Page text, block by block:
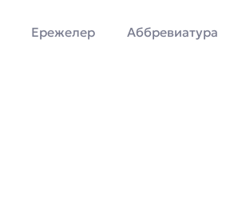
Ережелер Аббревиатура